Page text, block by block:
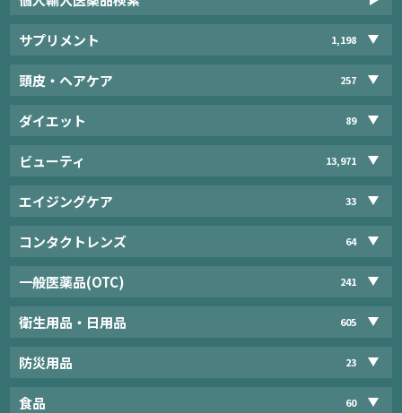
サプリメント 1,198
頭皮・ヘアケア 257
ダイエット 89
ビューティ 13,971
エイジングケア 33
コンタクトレンズ 64
一般医薬品(OTC) 241
衛生用品・日用品 605
防災用品 23
食品 60